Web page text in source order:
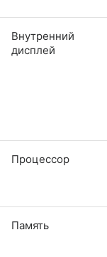
Внутренний
дисплей
Процессор
Память